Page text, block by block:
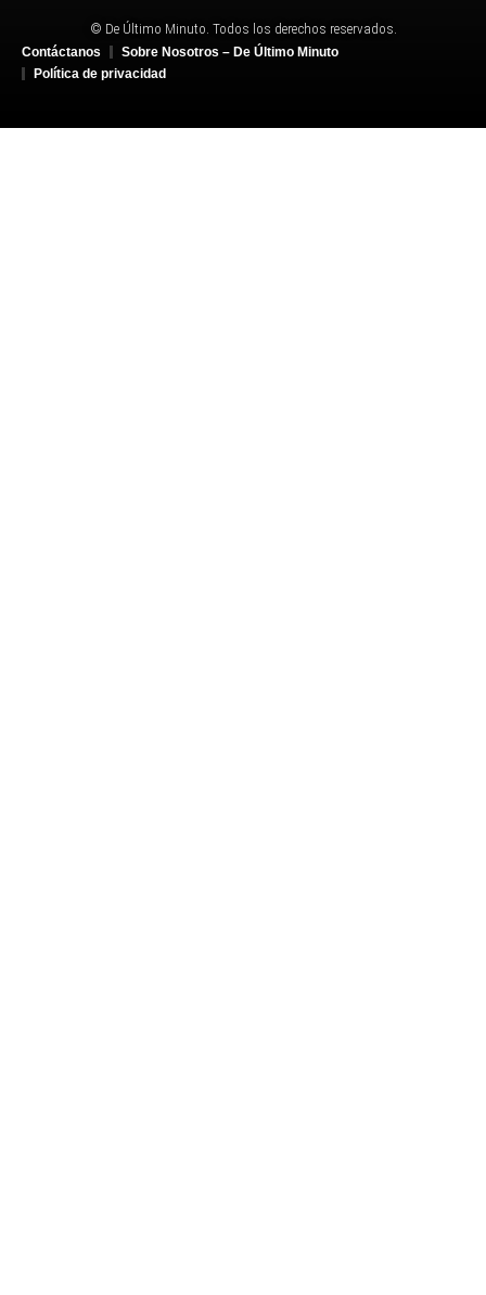
© De Último Minuto. Todos los derechos reservados.
Contáctanos
Sobre Nosotros – De Último Minuto
Política de privacidad